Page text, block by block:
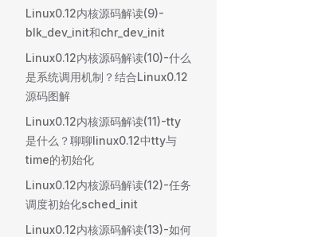
Linux0.12内核源码解读(9)-
blk_dev_init和chr_dev_init
Linux0.12内核源码解读(10)-什么
是系统调用机制？结合Linux0.12
源码图解
Linux0.12内核源码解读(11)-tty
是什么？聊聊linux0.12中tty与
time的初始化
Linux0.12内核源码解读(12)-任务
调度初始化sched_init
Linux0.12内核源码解读(13)-如何